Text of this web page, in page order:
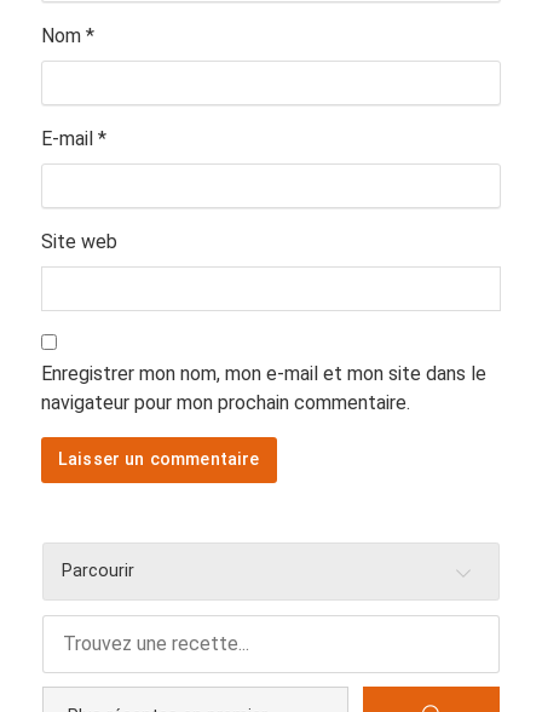
Nom *
E-mail *
Site web
Enregistrer mon nom, mon e-mail et mon site dans le
navigateur pour mon prochain commentaire.
Parcourir